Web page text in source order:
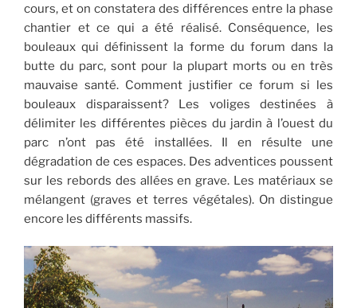
cours, et on constatera des différences entre la phase
chantier et ce qui a été réalisé. Conséquence, les
bouleaux qui définissent la forme du forum dans la
butte du parc, sont pour la plupart morts ou en très
mauvaise santé. Comment justifier ce forum si les
bouleaux disparaissent? Les voliges destinées à
délimiter les différentes pièces du jardin à l’ouest du
parc n’ont pas été installées. Il en résulte une
dégradation de ces espaces. Des adventices poussent
sur les rebords des allées en grave. Les matériaux se
mélangent (graves et terres végétales). On distingue
encore les différents massifs.